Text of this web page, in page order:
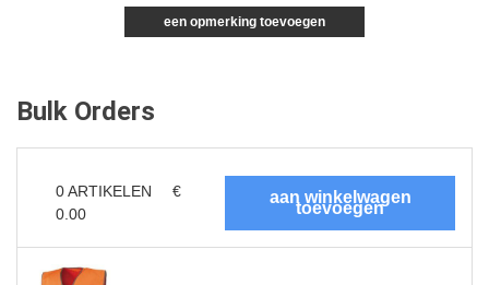
een opmerking toevoegen
Bulk Orders
0ARTIKELEN
€
0.00